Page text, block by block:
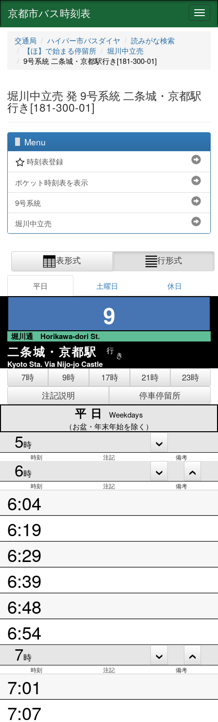
ナ
ビ
京都市バス時刻表
交通局 ハイパー市バスダイヤ
読みがな検索
【ほ】で始まる停留所
堀川中立売
9号系統 二条城・京都駅行き[181-300-01]
堀川中立売 発 9号系統 二条城・京都駅
行き[181-300-01]
Menu
時刻表登録
ポケット時刻表を表示
9号系統
堀川中立売
表形式 行形式
平日 土曜日 休日
9
堀川通 Horikawa-dori St.
二条城・京都駅 行 き
Kyoto Sta. Via Nijo-jo Castle
7時 9時 17時 21時
23時
注記説明
停車停留所
平日
Weekdays
（お盆・年末年始を除く）
5時
時刻 注記 備考
6時
時刻 注記 備考
6:04
6:19
6:29
6:39
6:48
6:54
7時
時刻 注記 備考
7:01
7:07